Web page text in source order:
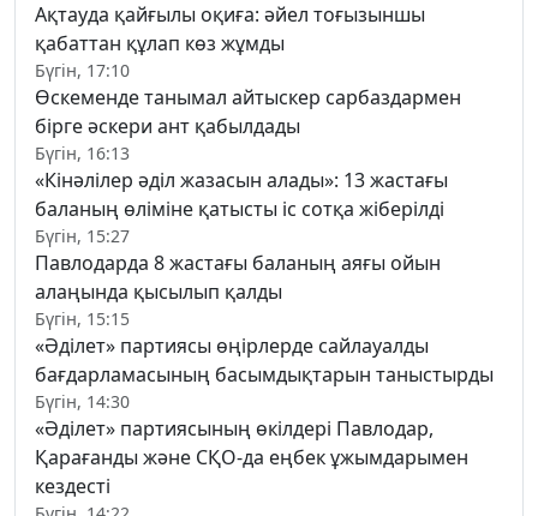
Ақтауда қайғылы оқиға: әйел тоғызыншы
қабаттан құлап көз жұмды
Бүгін, 17:10
Өскеменде танымал айтыскер сарбаздармен
бірге әскери ант қабылдады
Бүгін, 16:13
«Кінәлілер әділ жазасын алады»: 13 жастағы
баланың өліміне қатысты іс сотқа жіберілді
Бүгін, 15:27
Павлодарда 8 жастағы баланың аяғы ойын
алаңында қысылып қалды
Бүгін, 15:15
«Әділет» партиясы өңірлерде сайлауалды
бағдарламасының басымдықтарын таныстырды
Бүгін, 14:30
«Әділет» партиясының өкілдері Павлодар,
Қарағанды және СҚО-да еңбек ұжымдарымен
кездесті